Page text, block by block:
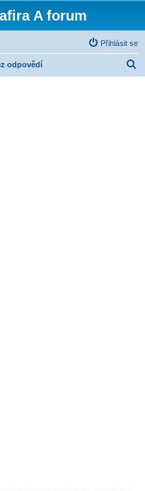
A forum
Přihlásit se
odpovědí